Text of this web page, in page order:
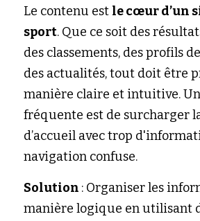
Le contenu est le cœur d’un
sport. Que ce soit des
des classements, des profils
des actualités, tout doit être
manière claire et intuitive.
fréquente est de surcharger
d’accueil avec trop
navigation confuse.
Solution : Organiser les
manière logique en utilisant